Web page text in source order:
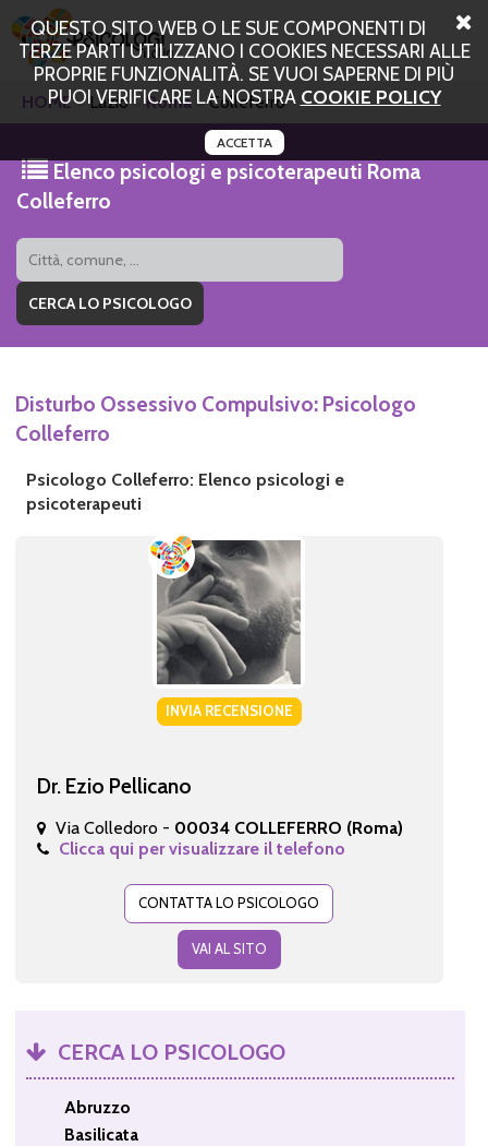
QUESTO SITO WEB O LE SUE COMPONENTI DI
TERZE PARTI UTILIZZANO I COOKIES NECESSARI ALLE
PROPRIE FUNZIONALITÀ. SE VUOI SAPERNE DI PIÙ
PUOI VERIFICARE LA NOSTRA COOKIE POLICY
ACCETTA
HOME Lazio Roma Colleferro
Elenco psicologi e psicoterapeuti Roma
Colleferro
Disturbo Ossessivo Compulsivo: Psicologo
Colleferro
Psicologo Colleferro: Elenco psicologi e
psicoterapeuti
INVIA RECENSIONE
Dr. Ezio Pellicano
Via Colledoro - 00034 COLLEFERRO (Roma)
Clicca qui per visualizzare il telefono
CONTATTA LO PSICOLOGO
VAI AL SITO
CERCA LO PSICOLOGO
Abruzzo
Basilicata